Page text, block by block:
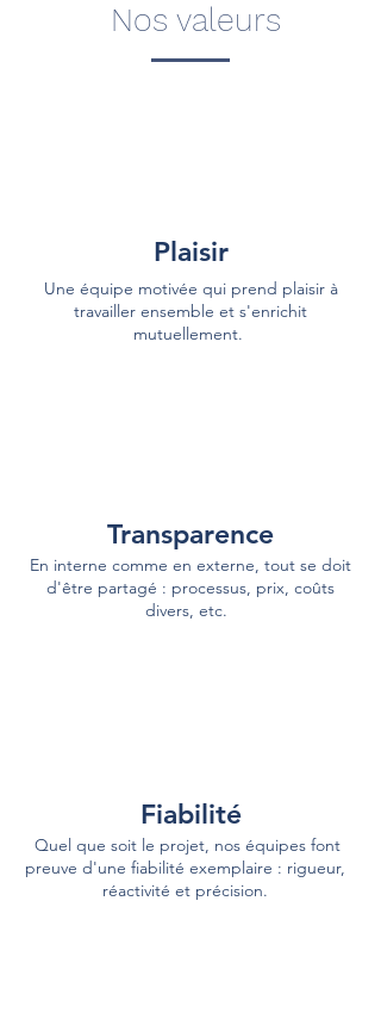
Nos valeurs
Plaisir
Une équipe motivée qui prend plaisir à
travailler ensemble et s'enrichit
mutuellement.
Fiabilité
En interne comme en externe, tout se doit
d'être partagé : processus, prix, coûts
divers, etc.
Quel que soit le projet, nos équipes font
preuve d'une fiabilité exemplaire : rigueur,
réactivité et précision.
Transparence